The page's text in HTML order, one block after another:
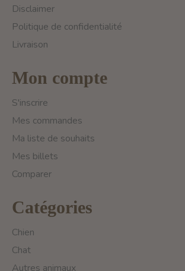
Disclaimer
Politique de confidentialité
Livraison
Mon compte
S'inscrire
Mes commandes
Ma liste de souhaits
Mes billets
Comparer
Catégories
Chien
Chat
Autres animaux